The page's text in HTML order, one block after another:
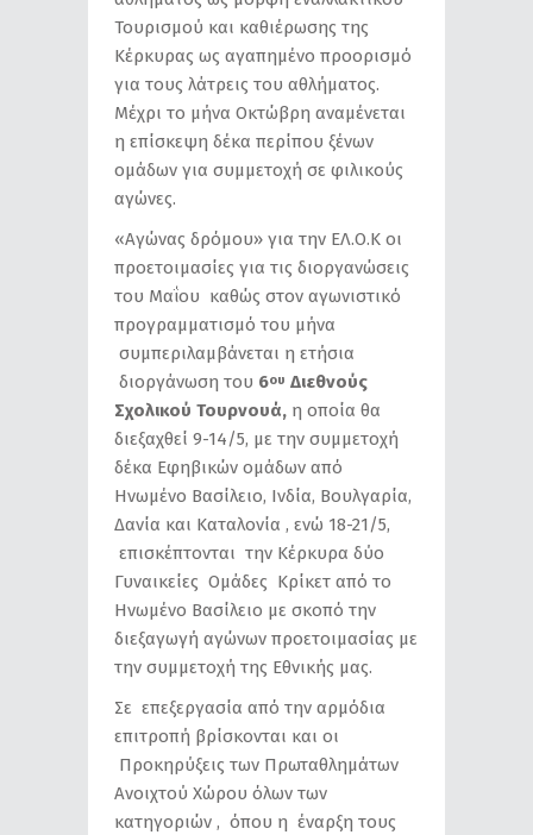
Τουρισμού και καθιέρωσης της
Κέρκυρας ως αγαπημένο προορισμό
για τους λάτρεις του αθλήματος.
Μέχρι το μήνα Οκτώβρη αναμένεται
η επίσκεψη δέκα περίπου ξένων
ομάδων για συμμετοχή σε φιλικούς
αγώνες.
«Αγώνας δρόμου» για την ΕΛ.Ο.Κ οι
προετοιμασίες για τις διοργανώσεις
του Μαΐου καθώς στον αγωνιστικό
προγραμματισμό του μήνα
συμπεριλαμβάνεται η ετήσια
διοργάνωση του 6ου Διεθνούς
Σχολικού Τουρνουά, η οποία θα
διεξαχθεί 9-14/5, με την συμμετοχή
δέκα Εφηβικών ομάδων από
Ηνωμένο Βασίλειο, Ινδία, Βουλγαρία,
Δανία και Καταλονία , ενώ 18-21/5,
επισκέπτονται την Κέρκυρα δύο
Γυναικείες Ομάδες Κρίκετ από το
Ηνωμένο Βασίλειο με σκοπό την
διεξαγωγή αγώνων προετοιμασίας με
την συμμετοχή της Εθνικής μας.
Σε επεξεργασία από την αρμόδια
επιτροπή βρίσκονται και οι
Προκηρύξεις των Πρωταθλημάτων
Ανοιχτού Χώρου όλων των
κατηγοριών , όπου η έναρξη τους